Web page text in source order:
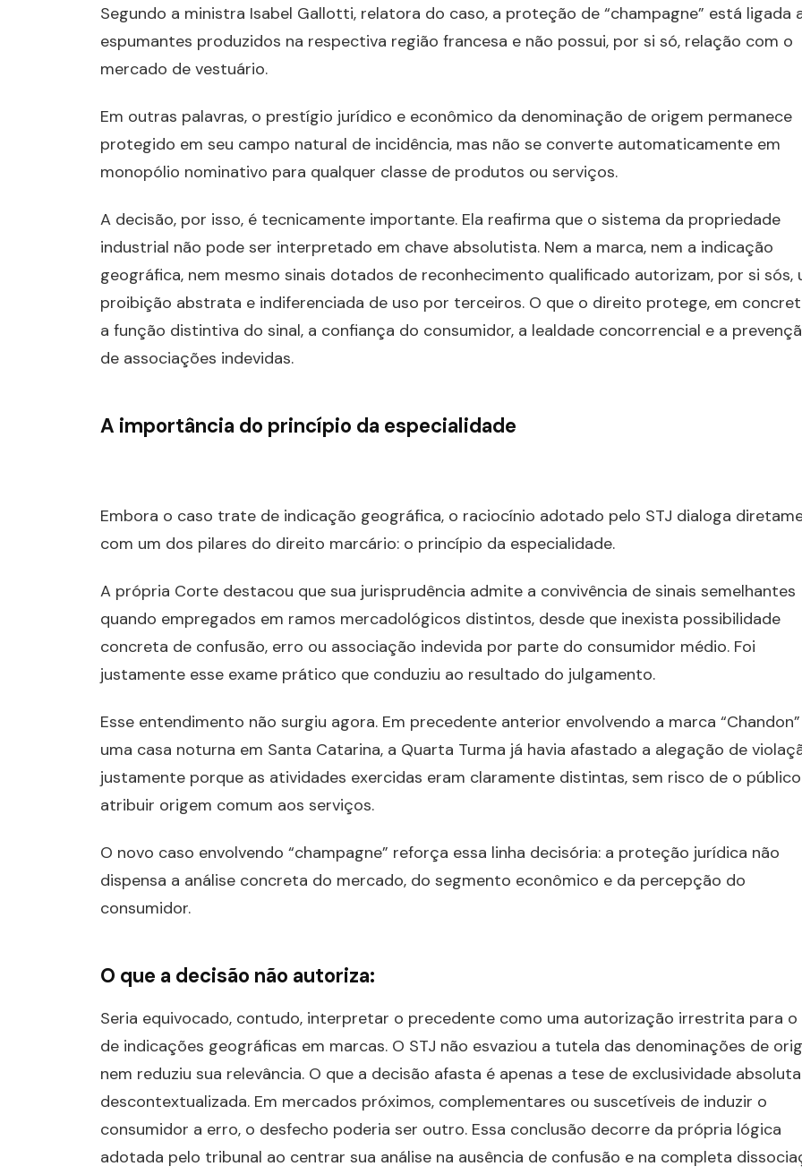
Segundo a ministra Isabel Gallotti, relatora do caso, a proteção de “champagne” está ligada
espumantes produzidos na respectiva região francesa e não possui, por si só, relação com o
mercado de vestuário.
Em outras palavras, o prestígio jurídico e econômico da denominação de origem permanece
protegido em seu campo natural de incidência, mas não se converte automaticamente em
monopólio nominativo para qualquer classe de produtos ou serviços.
A decisão, por isso, é tecnicamente importante. Ela reafirma que o sistema da propriedade
industrial não pode ser interpretado em chave absolutista. Nem a marca, nem a indicação
geográfica, nem mesmo sinais dotados de reconhecimento qualificado autorizam, por si sós,
proibição abstrata e indiferenciada de uso por terceiros. O que o direito protege, em
a função distintiva do sinal, a confiança do consumidor, a lealdade concorrencial e a
de associações indevidas.
A importância do princípio da especialidade
Embora o caso trate de indicação geográfica, o raciocínio adotado pelo STJ dialoga
com um dos pilares do direito marcário: o princípio da especialidade.
A própria Corte destacou que sua jurisprudência admite a convivência de sinais semelhantes
quando empregados em ramos mercadológicos distintos, desde que inexista possibilidade
concreta de confusão, erro ou associação indevida por parte do consumidor médio. Foi
justamente esse exame prático que conduziu ao resultado do julgamento.
Esse entendimento não surgiu agora. Em precedente anterior envolvendo a marca
uma casa noturna em Santa Catarina, a Quarta Turma já havia afastado a alegação de
justamente porque as atividades exercidas eram claramente distintas, sem risco de o público
atribuir origem comum aos serviços.
O novo caso envolvendo “champagne” reforça essa linha decisória: a proteção jurídica não
dispensa a análise concreta do mercado, do segmento econômico e da percepção do
consumidor.
O que a decisão não autoriza:
Seria equivocado, contudo, interpretar o precedente como uma autorização irrestrita para o
de indicações geográficas em marcas. O STJ não esvaziou a tutela das denominações de
nem reduziu sua relevância. O que a decisão afasta é apenas a tese de exclusividade
descontextualizada. Em mercados próximos, complementares ou suscetíveis de induzir o
consumidor a erro, o desfecho poderia ser outro. Essa conclusão decorre da própria lógica
adotada pelo tribunal ao centrar sua análise na ausência de confusão e na completa